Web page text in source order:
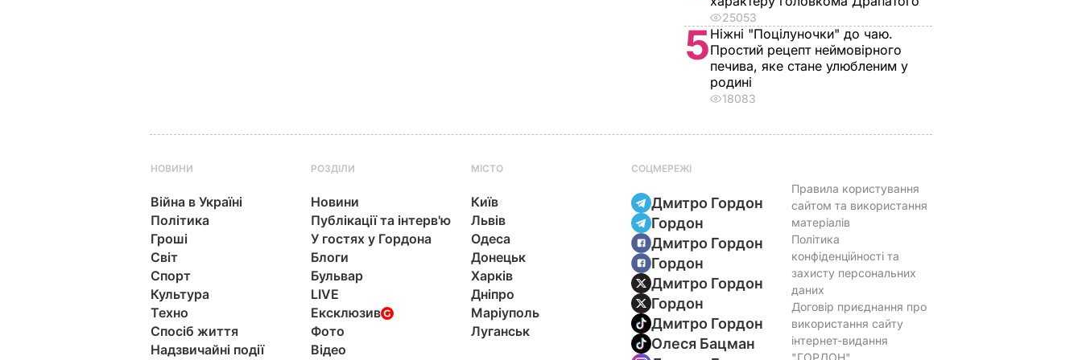
25053
5Ніжні "Поцілуночки" до чаю.
Простий рецепт неймовірного
печива, яке стане улюбленим у
родині
18083
НОВИНИ
Війна в Україні
Політика
Гроші
Світ
Спорт
Культура
Техно
Спосіб життя
Надзвичайні події
РОЗДІЛИ
Новини
Публікації та інтерв'ю
У гостях у Гордона
Блоги
Бульвар
LIVE
Ексклюзив
Фото
Відео
МІСТО
Київ
Львів
Одеса
Донецьк
Харків
Дніпро
Маріуполь
Луганськ
СОЦМЕРЕЖІ
Дмитро Гордон
Гордон
Дмитро Гордон
Гордон
Дмитро Гордон
Гордон
Дмитро Гордон
Олеся Бацман
Правила користування
сайтом та використання
матеріалів
Політика
конфіденційності та
захисту персональних
даних
Договір приєднання про
використання сайту
інтернет-видання
"ГОРДОН"